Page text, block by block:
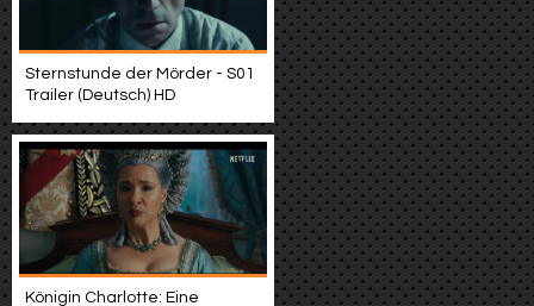
Sternstunde der Mörder - S01
Trailer (Deutsch) HD
Königin Charlotte: Eine